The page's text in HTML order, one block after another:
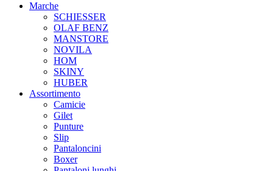
Marche
SCHIESSER
OLAF BENZ
MANSTORE
NOVILA
HOM
SKINY
HUBER
Assortimento
Camicie
Gilet
Punture
Slip
Pantaloncini
Boxer